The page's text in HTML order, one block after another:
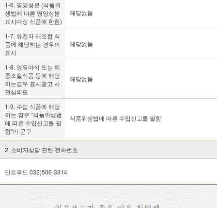
1-6. 영양성분 (식품위
생법에 따른 영양성분
표시대상 식품에 한함)
해당없음
1-7. 유전자 재조합 식
품에 해당하는 경우의
표시
해당없음
1-8. 영유아식 또는 체
중조절식품 등에 해당
하는경우 표시광고 사
전심의필
해당없음
1-9. 수입 식품에 해당
하는 경우 "식품위생법
에 따른 수입신고를 필
함"의 문구
식품위생법에 따른 수입신고를 필함
2. 소비자상담 관련 전화번호
인트푸드 032)506-3314